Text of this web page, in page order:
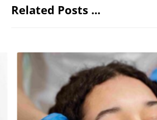
Related Posts ...